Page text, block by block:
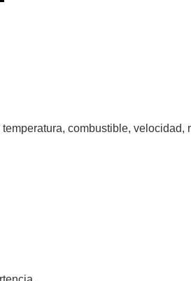
combustible,